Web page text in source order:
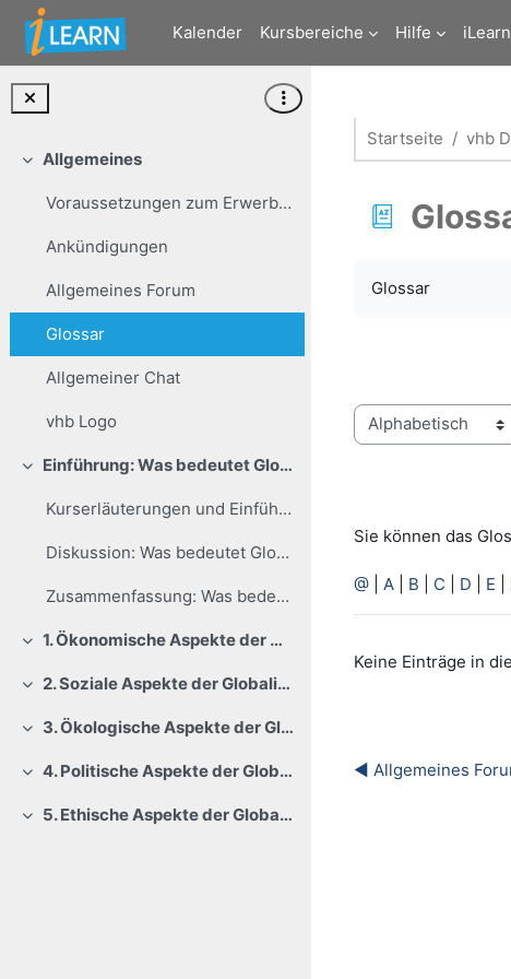
Zum Hauptinhalt
Kalender
Kursbereiche Hilfe
Einklappen
Allgemeines
Voraussetzungen zum Erwerb eines Leistungsnachweises
Ankündigungen
Allgemeines Forum
Glossar
Allgemeiner Chat
vhb Logo
Einklappen Einführung: Was bedeutet Globalisierung eigentlich?
Kurserläuterungen und Einführung zu Globalisierung - Fluch oder Segen?
Diskussion: Was bedeutet Globalisierung eigentlich?
Zusammenfassung: Was bedeutet Globalisierung eigentlich?
Einklappen 1. Ökonomische Aspekte der Globalisierung
Einklappen 2. Soziale Aspekte der Globalisierung
Einklappen 3. Ökologische Aspekte der Globalisierung
Einklappen 4. Politische Aspekte der Globalisierung
Einklappen 5. Ethische Aspekte der Globalisierung
Startseite vhb
Glossar
Sie können das
Sie können das
@ A B C D E
Keine Einträge in
◀︎ Allgemeines